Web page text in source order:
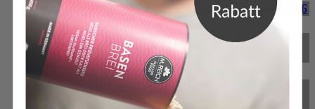
M. Reich gewinnt Deutschen Exzellenz-Preis 2026
M. Reich GmbH für herausragende Service-
Qualität ausgezeichnet
BitterStoffKapseln – das neue Produkt von M.
Reich